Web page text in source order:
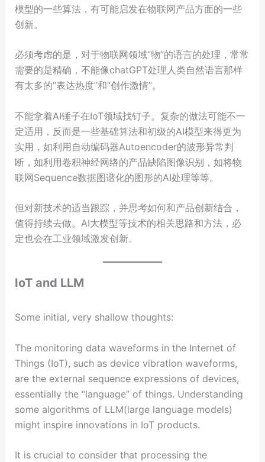
模型的一些算法，有可能启发在物联网产品方面的一些
创新。
必须考虑的是，对于物联网领域“物”的语言的处理，常常
需要的是精确，不能像chatGPT处理人类自然语言那样
有太多的“表达热度”和“创作激情”。
不能拿着AI锤子在IoT领域找钉子。复杂的做法可能不一
定适用，反而是一些基础算法和初级的AI模型来得更为
实用，如利用自动编码器Autoencoder的波形异常判
断，如利用卷积神经网络的产品缺陷图像识别，如将物
联网Sequence数据图谱化的图形的AI处理等等。
但对新技术的适当跟踪，并思考如何和产品创新结合，
值得持续去做。AI大模型等技术的相关思路和方法，必
定也会在工业领域激发创新。
IoT and LLM
Some initial, very shallow thoughts:
The monitoring data waveforms in the Internet of
Things (IoT), such as device vibration waveforms,
are the external sequence expressions of devices,
essentially the “language” of things. Understanding
some algorithms of LLM(large language models)
might inspire innovations in IoT products.
It is crucial to consider that processing the